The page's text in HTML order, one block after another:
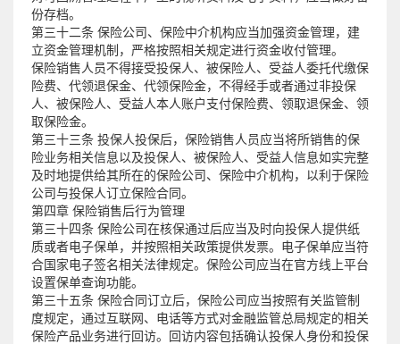
份存档。
第三十二条 保险公司、保险中介机构应当加强资金管理，建
立资金管理机制，严格按照相关规定进行资金收付管理。
保险销售人员不得接受投保人、被保险人、受益人委托代缴保
险费、代领退保金、代领保险金，不得经手或者通过非投保
人、被保险人、受益人本人账户支付保险费、领取退保金、领
取保险金。
第三十三条 投保人投保后，保险销售人员应当将所销售的保
险业务相关信息以及投保人、被保险人、受益人信息如实完整
及时地提供给其所在的保险公司、保险中介机构，以利于保险
公司与投保人订立保险合同。
第四章 保险销售后行为管理
第三十四条 保险公司在核保通过后应当及时向投保人提供纸
质或者电子保单，并按照相关政策提供发票。电子保单应当符
合国家电子签名相关法律规定。保险公司应当在官方线上平台
设置保单查询功能。
第三十五条 保险合同订立后，保险公司应当按照有关监管制
度规定，通过互联网、电话等方式对金融监管总局规定的相关
保险产品业务进行回访。回访内容包括确认投保人身份和投保